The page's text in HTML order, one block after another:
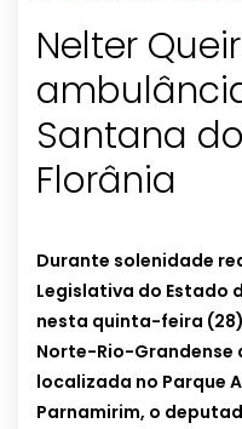
Nelter
Santana
Florânia
Durante solenidade
Legislativa do Estado
nesta quinta-feira
Norte-Rio-Grandense
localizada no Parque
Parnamirim, o